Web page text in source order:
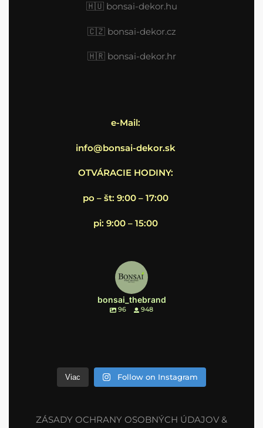
🇭🇺 bonsai-dekor.hu
🇨🇿 bonsai-dekor.cz
🇭🇷 bonsai-dekor.hr
e-Mail:
info@bonsai-dekor.sk
OTVÁRACIE HODINY:
po – št: 9:00 – 17:00
pi: 9:00 – 15:00
bonsai_thebrand
96 948
Viac Follow on Instagram
ZÁSADY OCHRANY OSOBNÝCH ÚDAJOV &